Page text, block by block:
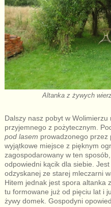
Altanka z żywych
Dalszy nasz pobyt w Wolimierzu
przyjemnego z pożytecznym.
pod lasem prowadzonego przez
wyjątkowe miejsce z pięknym
zagospodarowany w ten
odpowiedni kącik dla siebie.
odzyskanej ze starej mleczarni
Hitem jednak jest spora altanka
tu formowane już od pięciu lat i
żywy domek. Gospodyni